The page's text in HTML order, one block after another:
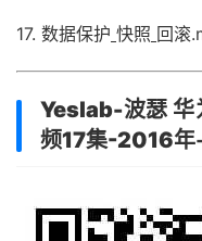
17. 数据保护 快照 回滚
Yeslab-波瑟
频17集-2016年